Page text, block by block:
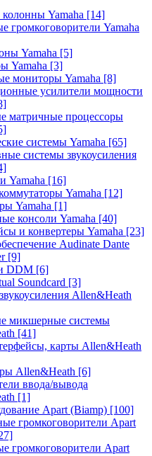
колонны Yamaha [14]
громкоговорители Yamaha
Yamaha [5]
Yamaha [3]
мониторы Yamaha [8]
усилители мощности
матричные процессоры
системы Yamaha [65]
системы звукоусиления
Yamaha [16]
Yamaha [12]
Yamaha [1]
консоли Yamaha [40]
и конвертеры Yamaha [23]
Audinate Dante
[9]
DDM [6]
Soundcard [3]
Allen&Heath
микшерные системы
[41]
карты Allen&Heath
Allen&Heath [6]
ввода/вывода
[1]
Apart (Biamp) [100]
громкоговорители Apart
громкоговорители Apart